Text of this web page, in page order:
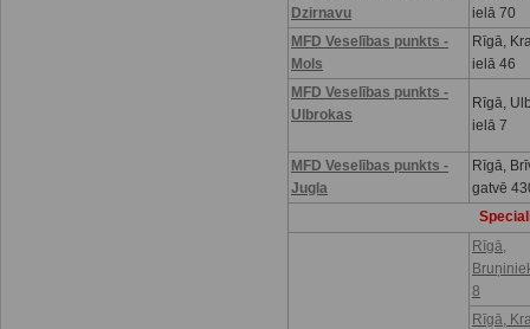
Dzirnavu
ielā 70
MFD Veselības punkts -
Mols
Rīgā,
ielā 46
MFD Veselības punkts -
Ulbrokas
Rīgā,
ielā 7
MFD Veselības punkts -
Jugla
Rīgā,
gatvē
Rīgā,
8
Rīgā,